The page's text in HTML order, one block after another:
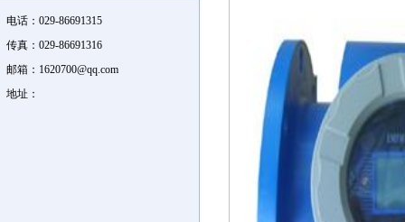
电话：029-86691315
传真：029-86691316
邮箱：1620700@qq.com
地址：